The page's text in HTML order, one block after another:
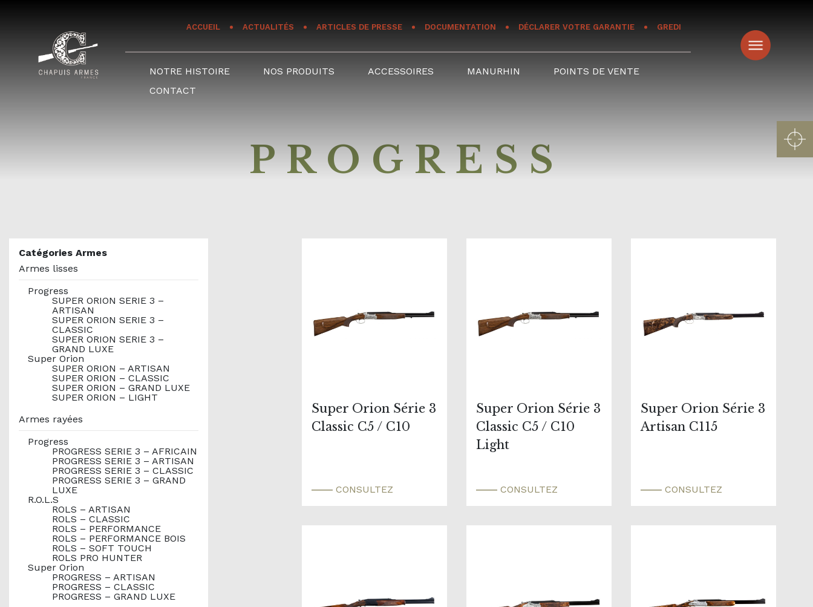
ACCUEIL ACTUALITÉS ARTICLES DE PRESSE DOCUMENTATION DÉCLARER VOTRE GARANTIE GREDI
NOTRE HISTOIRE NOS PRODUITS ACCESSOIRES MANURHIN
POINTS DE VENTE
CONTACT
PROGRESS
Catégories Armes
Armes lisses
Progress
SUPER ORION SERIE 3 –
ARTISAN
SUPER ORION SERIE 3 –
CLASSIC
SUPER ORION SERIE 3 –
GRAND LUXE
Super Orion
SUPER ORION – ARTISAN
SUPER ORION – CLASSIC
SUPER ORION – GRAND LUXE
SUPER ORION – LIGHT
Armes rayées
Progress
PROGRESS SERIE 3 – AFRICAIN
PROGRESS SERIE 3 – ARTISAN
PROGRESS SERIE 3 – CLASSIC
PROGRESS SERIE 3 – GRAND
LUXE
R.O.L.S
ROLS – ARTISAN
ROLS – CLASSIC
ROLS – PERFORMANCE
ROLS – PERFORMANCE BOIS
ROLS – SOFT TOUCH
ROLS PRO HUNTER
Super Orion
PROGRESS – ARTISAN
PROGRESS – CLASSIC
PROGRESS – GRAND LUXE
Super Orion Série 3
Classic C5 / C10
CONSULTEZ
Super Orion Série 3
Classic C5 / C10
Light
CONSULTEZ
Super Orion Série 3
Artisan C115
CONSULTEZ